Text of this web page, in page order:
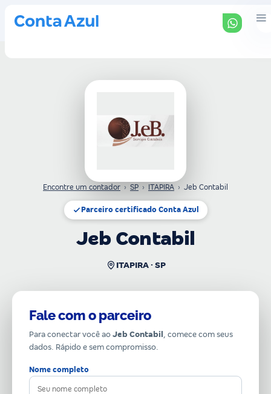
Encontre um contador › SP › ITAPIRA › Jeb Contabil
Parceiro certificado Conta Azul
Jeb Contabil
ITAPIRA · SP
Fale com o parceiro
Para conectar você ao Jeb Contabil , comece com seus
dados. Rápido e sem compromisso.
Nome completo